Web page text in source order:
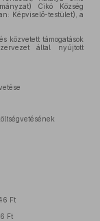
Cikó Község
Képviselő-testület), a
közvetett támogatások
által nyújtott
Ft
Ft